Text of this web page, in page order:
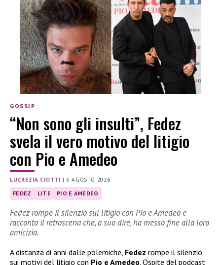
GOSSIP
“Non sono gli insulti”, Fedez
svela il vero motivo del litigio
con Pio e Amedeo
LUCREZIA CIOTTI |3 AGOSTO 2026
FEDEZ LITE PIO E AMEDEO
Fedez rompe il silenzio sul litigio con Pio e Amedeo e
racconta il retroscena che, a suo dire, ha messo fine alla loro
amicizia.
A distanza di anni dalle polemiche, Fedez rompe il silenzio
sui motivi del litigio con Pio e Amedeo. Ospite del podcast